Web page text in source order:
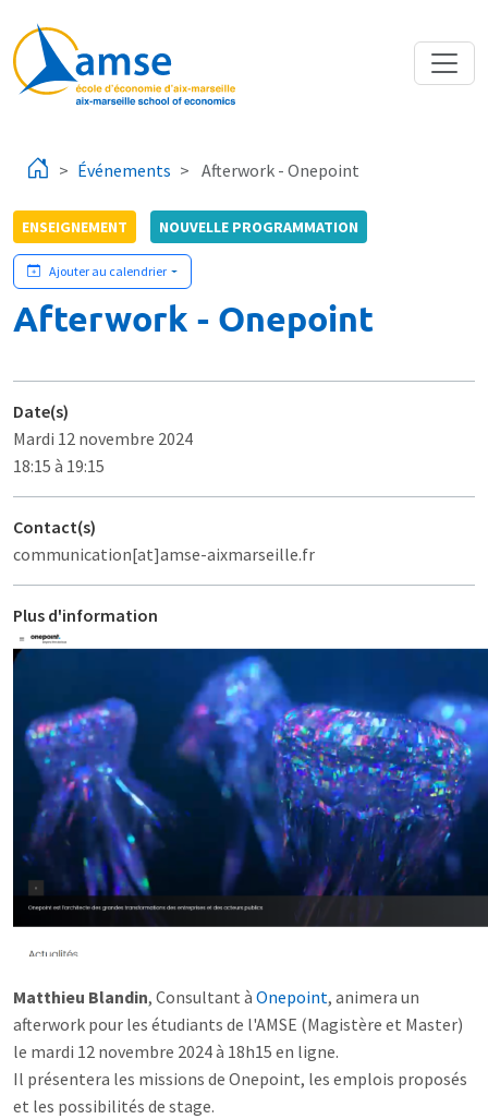
Événements Afterwork - Onepoint
ENSEIGNEMENT NOUVELLE PROGRAMMATION
Ajouter au calendrier
Afterwork - Onepoint
Date(s)
Mardi 12 novembre 2024
18:15 à 19:15
Contact(s)
communication[at]amse-aixmarseille.fr
Plus d'information
Matthieu Blandin, Consultant à Onepoint, animera un
afterwork pour les étudiants de l'AMSE (Magistère et Master)
le mardi 12 novembre 2024 à 18h15 en ligne.
Il présentera les missions de Onepoint, les emplois proposés
et les possibilités de stage.